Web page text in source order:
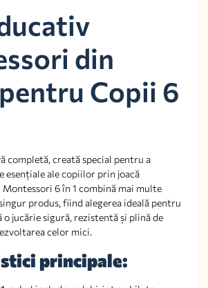
din
Copii 6
completă, creată special pentru a
esențiale ale copiilor prin joacă
6 în 1 combină mai multe
produs, fiind alegerea ideală pentru
jucărie sigură, rezistentă și plină de
celor mici.
principale: